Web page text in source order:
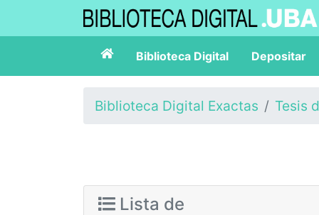
Biblioteca Digital Depositar
Biblioteca Digital Exactas Tesis
Lista de